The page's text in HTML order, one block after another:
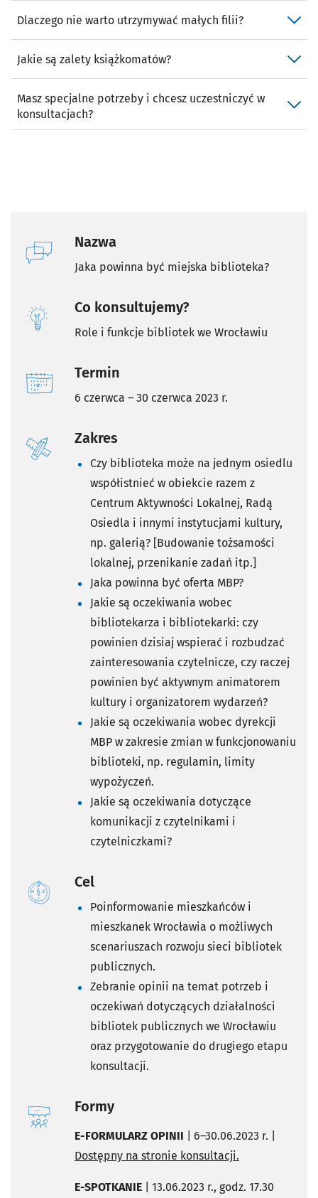
Dlaczego nie warto utrzymywać małych filii?
Jakie są zalety książkomatów?
Masz specjalne potrzeby i chcesz uczestniczyć w
konsultacjach?
Nazwa
Jaka powinna być miejska biblioteka?
Co konsultujemy?
Role i funkcje bibliotek we Wrocławiu
Termin
6 czerwca – 30 czerwca 2023 r.
Zakres
Czy biblioteka może na jednym osiedlu
współistnieć w obiekcie razem z
Centrum Aktywności Lokalnej, Radą
Osiedla i innymi instytucjami kultury,
np. galerią? [Budowanie tożsamości
lokalnej, przenikanie zadań itp.]
Jaka powinna być oferta MBP?
Jakie są oczekiwania wobec
bibliotekarza i bibliotekarki: czy
powinien dzisiaj wspierać i rozbudzać
zainteresowania czytelnicze, czy raczej
powinien być aktywnym animatorem
kultury i organizatorem wydarzeń?
Jakie są oczekiwania wobec dyrekcji
MBP w zakresie zmian w funkcjonowaniu
biblioteki, np. regulamin, limity
wypożyczeń.
Jakie są oczekiwania dotyczące
komunikacji z czytelnikami i
czytelniczkami?
Cel
Poinformowanie mieszkańców i
mieszkanek Wrocławia o możliwych
scenariuszach rozwoju sieci bibliotek
publicznych.
Zebranie opinii na temat potrzeb i
oczekiwań dotyczących działalności
bibliotek publicznych we Wrocławiu
oraz przygotowanie do drugiego etapu
konsultacji.
Formy
E-FORMULARZ OPINII | 6–30.06.2023 r. |
Dostępny na stronie konsultacji.
E-SPOTKANIE | 13.06.2023 r., godz. 17.30